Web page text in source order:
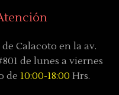
de Calacoto en la av.
de lunes a viernes
de 10:00-18:00 Hrs.